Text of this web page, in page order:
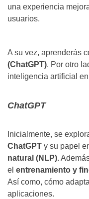
una experiencia
usuarios.
A su vez, aprenderás
(ChatGPT). Por otro
inteligencia artificial
ChatGPT
Inicialmente, se
ChatGPT y su papel
natural (NLP).
el entrenamiento y
Así como, cómo
aplicaciones.